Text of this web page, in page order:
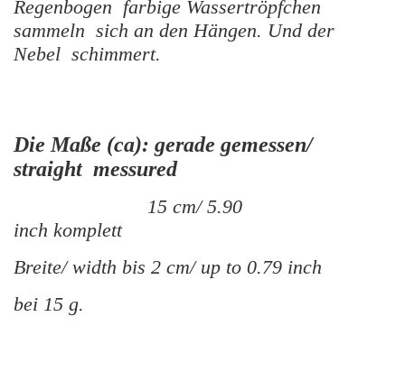
Regenbogen farbige Wassertröpfchen
sammeln sich an den Hängen. Und der
Nebel schimmert.
Die Maße (ca): gerade gemessen/
straight messured
15 cm/ 5.90
inch komplett
Breite/ width bis 2 cm/ up to 0.79 inch
bei 15 g.